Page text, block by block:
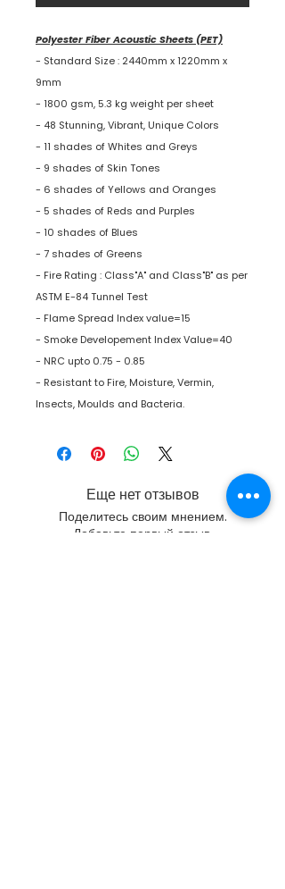
Polyester Fiber Acoustic Sheets (PET)
- Standard Size : 2440mm x 1220mm x
9mm
- 1800 gsm, 5.3 kg weight per sheet
- 48 Stunning, Vibrant, Unique Colors
- 11 shades of Whites and Greys
- 9 shades of Skin Tones
- 6 shades of Yellows and Oranges
- 5 shades of Reds and Purples
- 10 shades of Blues
- 7 shades of Greens
- Fire Rating : Class"A" and Class"B" as per
ASTM E-84 Tunnel Test
- Flame Spread Index value=15
- Smoke Developement Index Value=40
- NRC upto 0.75 - 0.85
- Resistant to Fire, Moisture, Vermin,
Insects, Moulds and Bacteria.
Еще нет отзывов
Поделитесь своим мнением.
Добавьте первый отзыв.